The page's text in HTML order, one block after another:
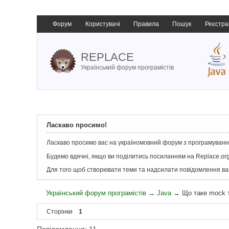
Форум Користувачі Правила Пошук
REPLACE
Український форум програмістів
Ласкаво просимо!
Ласкаво просимо вас на україномовний форум з
Будемо вдячні, якщо ви поділитись посиланням на
Для того щоб створювати теми та надсилати повідомлення
Український форум програмістів →Java → Що таке mock
Сторінки 1